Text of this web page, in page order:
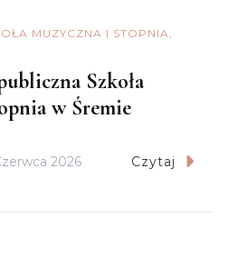
MUZYCZNA I STOPNIA
Szkoła
w Śremie
2026 Czytaj